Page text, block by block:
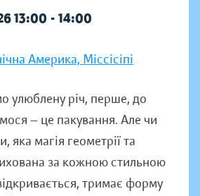
13:00 - 14:00
Америка, Міссісіпі
улюблену річ, перше, до
— це пакування. Але чи
яка магія геометрії та
за кожною стильною
тримає форму